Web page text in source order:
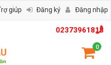
02373961818
0
giúp Đăng ký Đăng nhập